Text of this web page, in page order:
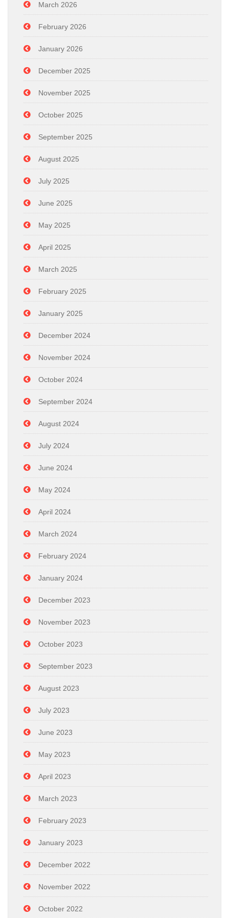
March 2026
February 2026
January 2026
December 2025
November 2025
October 2025
September 2025
August 2025
July 2025
June 2025
May 2025
April 2025
March 2025
February 2025
January 2025
December 2024
November 2024
October 2024
September 2024
August 2024
July 2024
June 2024
May 2024
April 2024
March 2024
February 2024
January 2024
December 2023
November 2023
October 2023
September 2023
August 2023
July 2023
June 2023
May 2023
April 2023
March 2023
February 2023
January 2023
December 2022
November 2022
October 2022